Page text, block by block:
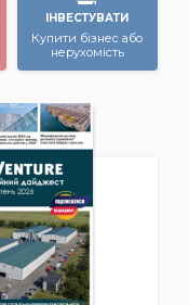
ІНВЕСТУВАТИ
Купити бізнес або
нерухомість